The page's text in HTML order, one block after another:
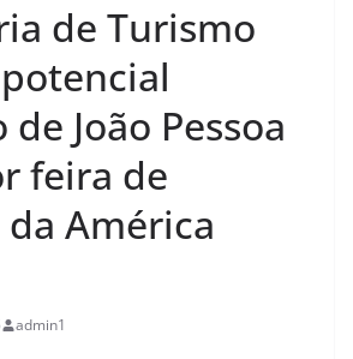
de Turismo
João Pessoa
feira de
América
admin1